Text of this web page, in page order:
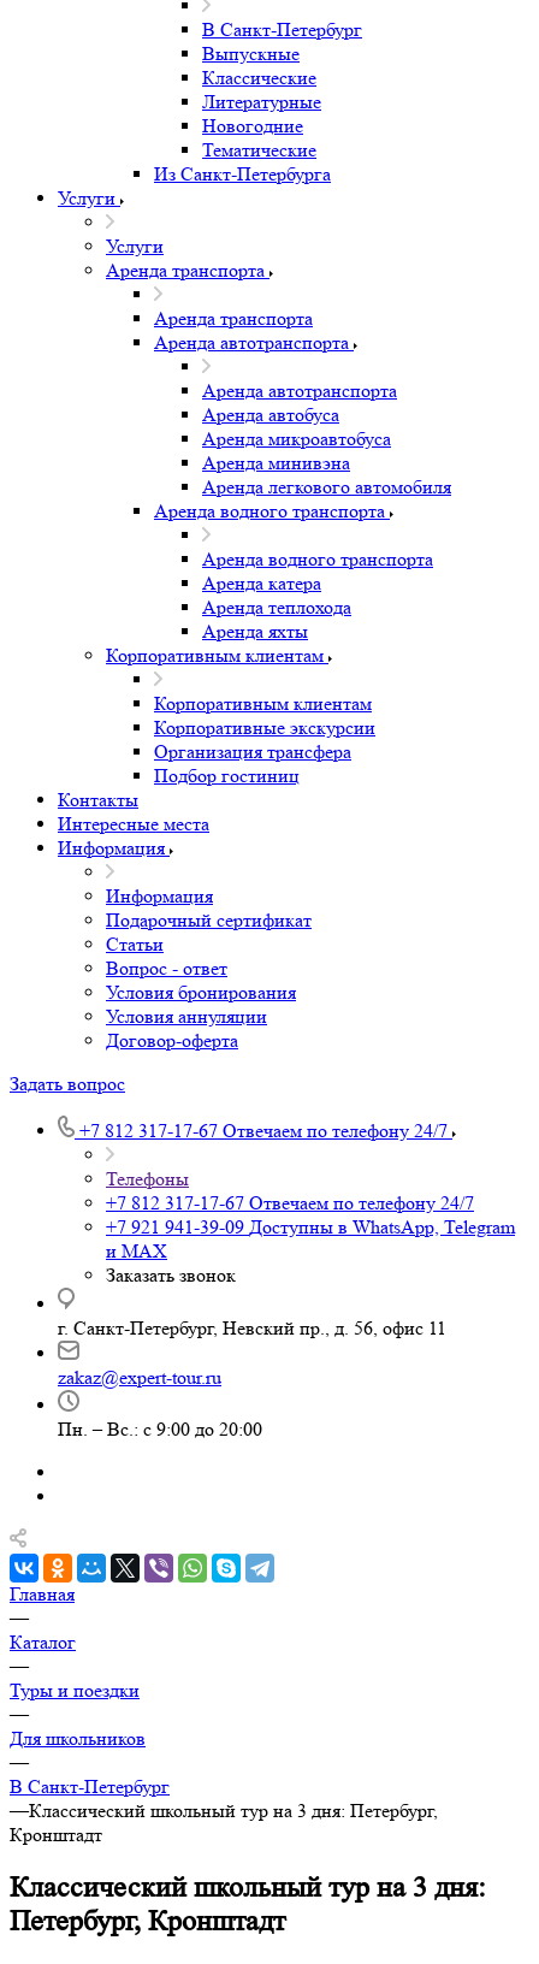
В Санкт-Петербург
Выпускные
Классические
Литературные
Новогодние
Тематические
Из Санкт-Петербурга
Услуги
Услуги
Аренда транспорта
Аренда транспорта
Аренда автотранспорта
Аренда автотранспорта
Аренда автобуса
Аренда микроавтобуса
Аренда минивэна
Аренда легкового автомобиля
Аренда водного транспорта
Аренда водного транспорта
Аренда катера
Аренда теплохода
Аренда яхты
Корпоративным клиентам
Корпоративным клиентам
Корпоративные экскурсии
Организация трансфера
Подбор гостиниц
Контакты
Интересные места
Информация
Информация
Подарочный сертификат
Статьи
Вопрос - ответ
Условия бронирования
Условия аннуляции
Договор-оферта
Задать вопрос
+7 812 317-17-67 Отвечаем по телефону 24/7
Телефоны
+7 812 317-17-67 Отвечаем по телефону 24/7
+7 921 941-39-09 Доступны в WhatsApp, Telegram
и MAX
Заказать звонок
г. Санкт-Петербург, Невский пр., д. 56, офис 11
zakaz@expert-tour.ru
Пн. – Вс.: с 9:00 до 20:00
Главная
—
Каталог
—
Туры и поездки
—
Для школьников
—
В Санкт-Петербург
—Классический школьный тур на 3 дня: Петербург,
Кронштадт
Классический школьный тур на 3 дня:
Петербург, Кронштадт